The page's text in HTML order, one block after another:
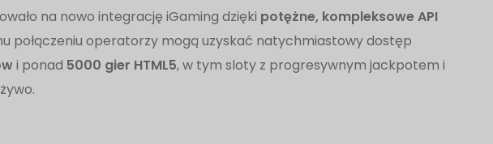
na nowo integrację iGaming dzięki potężne, kompleksowe API
połączeniu operatorzy mogą uzyskać natychmiastowy dostęp
i ponad 5000 gier HTML5, w tym sloty z progresywnym jackpotem i